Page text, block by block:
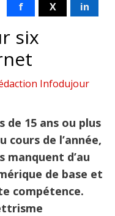
f X in
six
Infodujour
de 15 ans ou plus
cours de l’année,
manquent d’au
de base et
compétence.